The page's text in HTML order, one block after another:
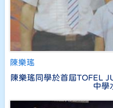
陳樂瑤
陳樂瑤同學於首屆TOFEL
中學